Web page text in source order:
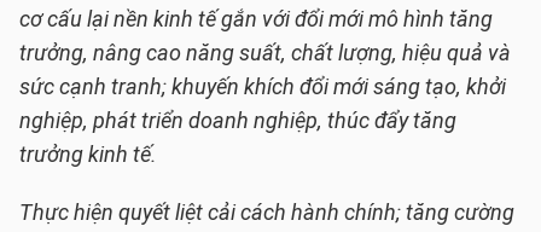
cơ cấu lại nền kinh tế gắn với đổi mới mô hình tăng
trưởng, nâng cao năng suất, chất lượng, hiệu quả và
sức cạnh tranh; khuyến khích đổi mới sáng tạo, khởi
nghiệp, phát triển doanh nghiệp, thúc đẩy tăng
trưởng kinh tế.
Thực hiện quyết liệt cải cách hành chính; tăng cường